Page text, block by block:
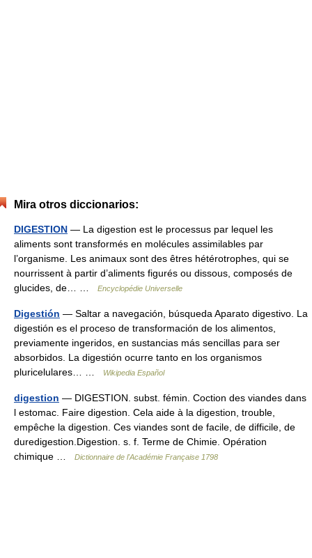
Mira otros diccionarios:
DIGESTION — La digestion est le processus par lequel les
aliments sont transformés en molécules assimilables par
l’organisme. Les animaux sont des êtres hétérotrophes, qui se
nourrissent à partir d’aliments figurés ou dissous, composés de
glucides, de… …
Encyclopédie Universelle
Digestión — Saltar a navegación, búsqueda Aparato digestivo. La
digestión es el proceso de transformación de los alimentos,
previamente ingeridos, en sustancias más sencillas para ser
absorbidos. La digestión ocurre tanto en los organismos
pluricelulares… …
Wikipedia Español
digestion — DIGESTION. subst. fémin. Coction des viandes dans
l estomac. Faire digestion. Cela aide à la digestion, trouble,
empêche la digestion. Ces viandes sont de facile, de difficile, de
duredigestion.Digestion. s. f. Terme de Chimie. Opération
chimique …
Dictionnaire de l'Académie Française 1798